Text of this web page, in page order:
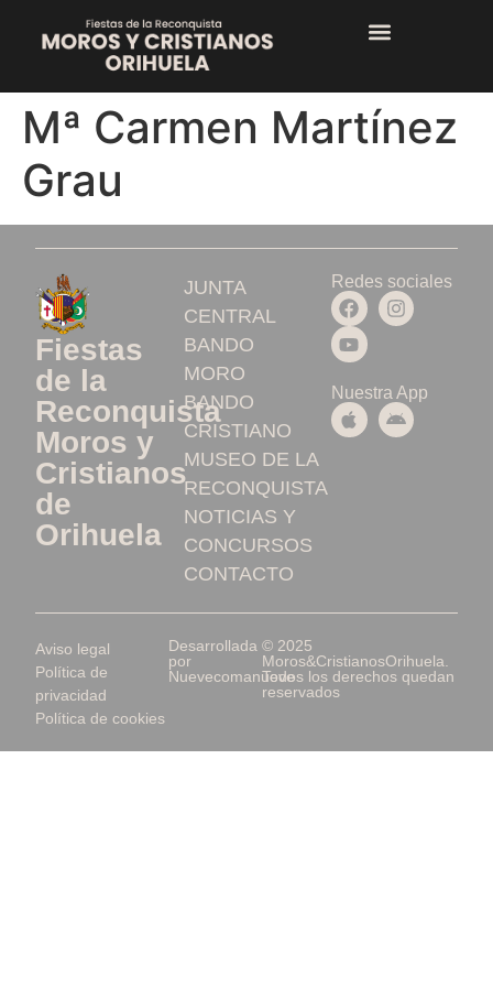
Mª Carmen Martínez
Grau
Fiestas
de la
Reconquista
Moros y
Cristianos
de
Orihuela
JUNTA
CENTRAL
BANDO
MORO
BANDO
CRISTIANO
MUSEO DE LA
RECONQUISTA
NOTICIAS Y
CONCURSOS
CONTACTO
Redes sociales
Nuestra App
Aviso legal
Política de
privacidad
Política de cookies
Desarrollada
por
Nuevecomanueve
© 2025
Moros&CristianosOrihuela.
Todos los derechos quedan
reservados